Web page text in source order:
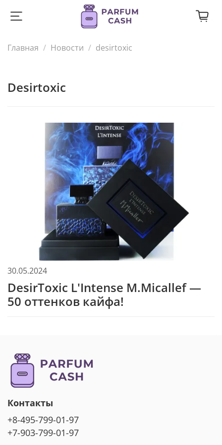
Главная Новости desirtoxic
desirtoxic
30.05.2024
DesirToxic L'Intense M.Micallef —
50 оттенков кайфа!
Контакты
+8-495-799-01-97
+7-903-799-01-97